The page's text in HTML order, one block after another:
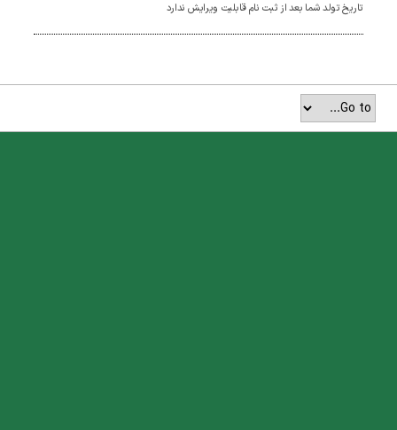
تاریخ تولد شما بعد از ثبت نام قابلیت ویرایش ندارد